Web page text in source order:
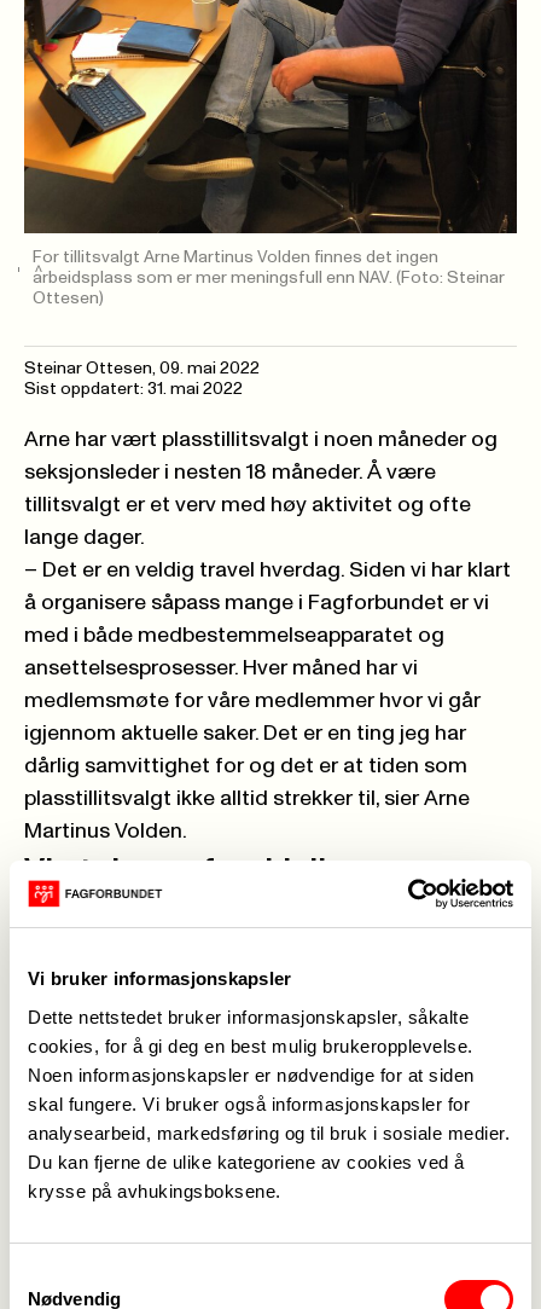
Vi bruker informasjonskapsler
Dette nettstedet bruker informasjonskapsler, såkalte
cookies, for å gi deg en best mulig brukeropplevelse.
Noen informasjonskapsler er nødvendige for at siden
skal fungere. Vi bruker også informasjonskapsler for
analysearbeid, markedsføring og til bruk i sosiale medier.
Du kan fjerne de ulike kategoriene av cookies ved å
krysse på avhukingsboksene.
Nødvendig
­For tillitsvalgt Arne Martinus Volden finnes det ingen
arbeidsplass som er mer meningsfull enn NAV. (Foto: Steinar
Ottesen)
Steinar Ottesen, 09. mai 2022
Sist oppdatert: 31. mai 2022
Arne har vært plasstillitsvalgt i noen måneder og
seksjonsleder i nesten 18 måneder. Å være
tillitsvalgt er et verv med høy aktivitet og ofte
lange dager.
– Det er en veldig travel hverdag. Siden vi har klart
å organisere såpass mange i Fagforbundet er vi
med i både medbestemmelseapparatet og
ansettelsesprosesser. Hver måned har vi
medlemsmøte for våre medlemmer hvor vi går
igjennom aktuelle saker. Det er en ting jeg har
dårlig samvittighet for og det er at tiden som
plasstillitsvalgt ikke alltid strekker til, sier Arne
Martinus Volden.
Vi utgjør en forskjell
Han er delvis frikjøpt og jobber resten av
han hatt mange forskjellige jobber og drevet for
seg selv, men ingen arbeidsplass har vært mer
meningsfull for Arne enn NAV.
– Det er en fin arbeidsplass og en arbeidsplass
hvor du får lov til å utgjøre en forskjell. Du får være
med å bidra inn i menneskers liv som trenger en
eller annen form for bistand. Det varierer fra mye
bistand til enkel bistand, sier Arne Martinus Volden
som også er leder av Yrkesseksjon kontor og
– Arbeidsmiljøet er veldig godt. Folk er flinkE til å